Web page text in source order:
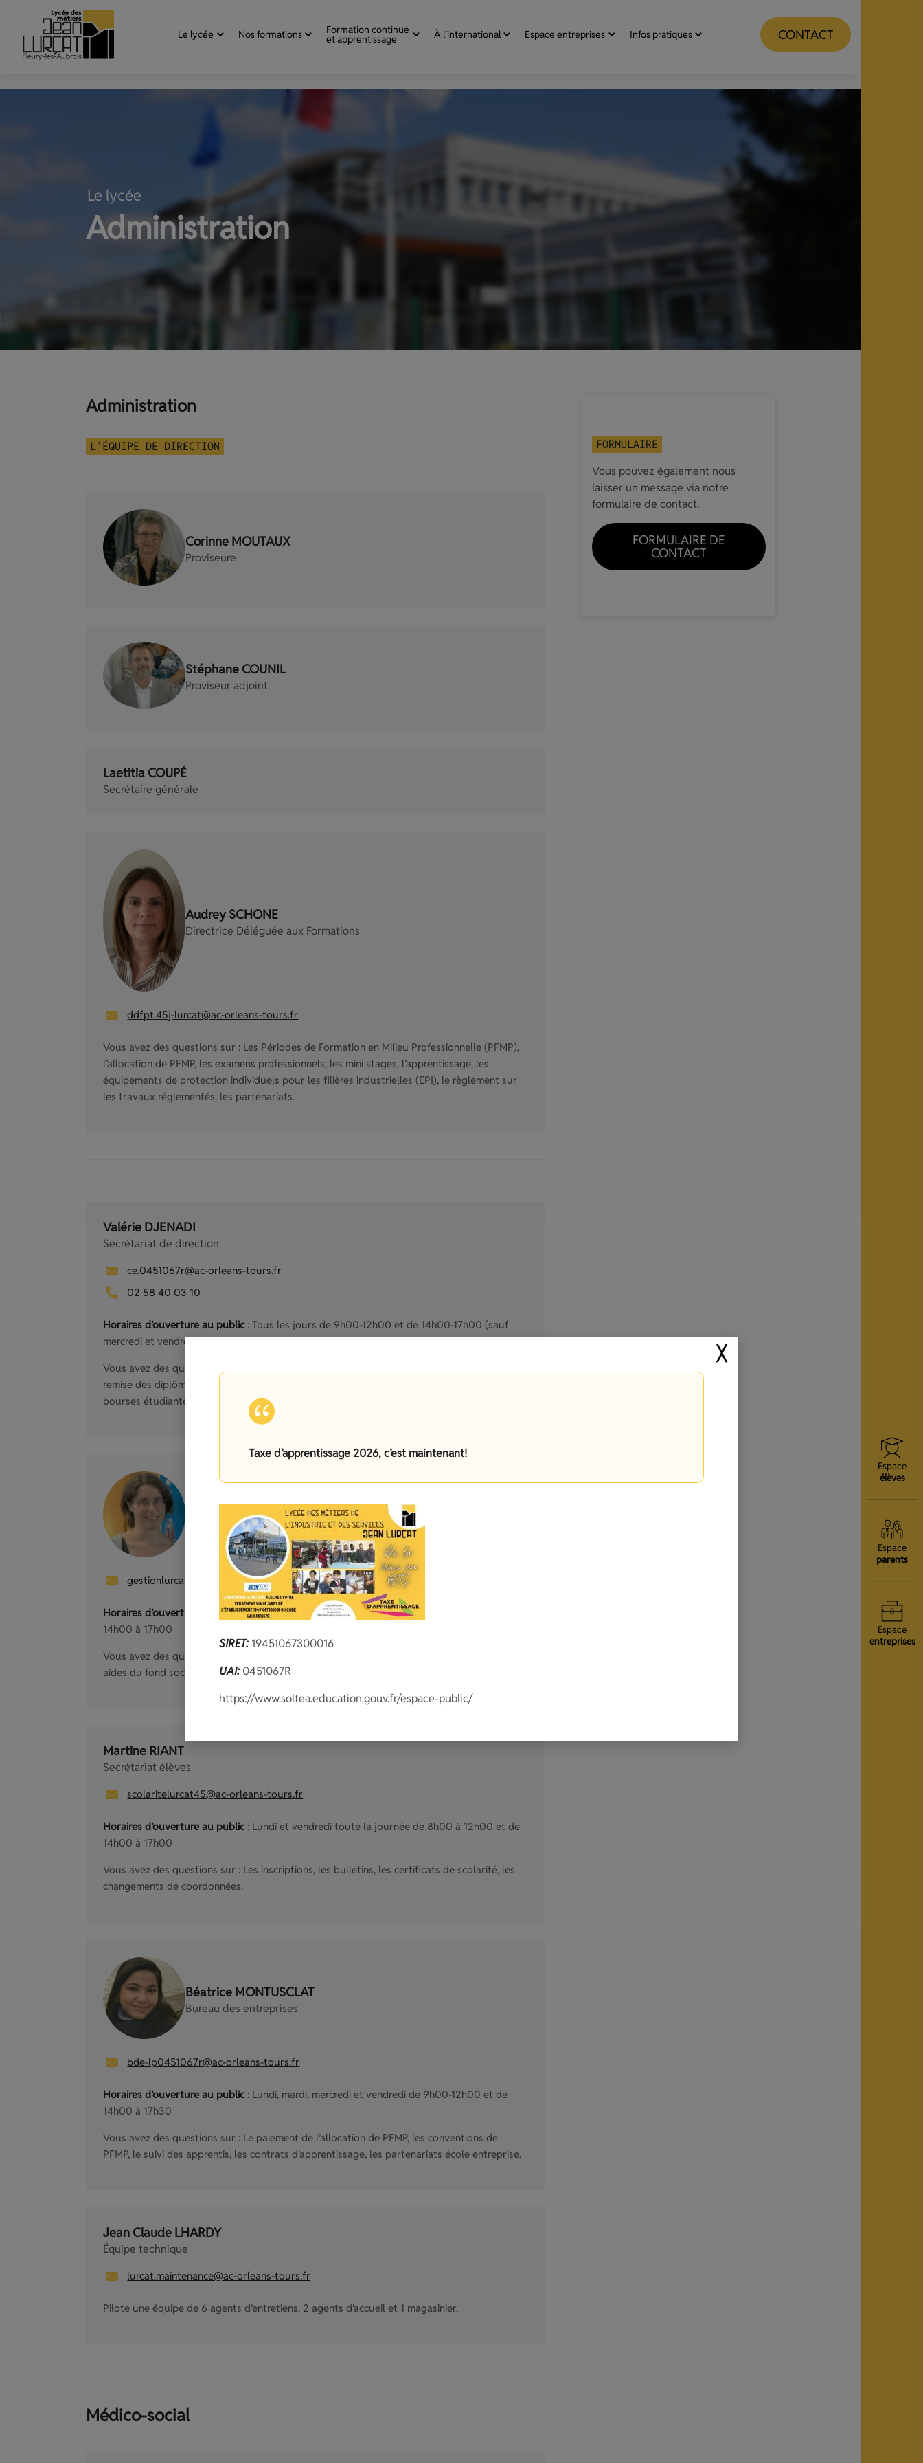
Aller au contenu
Le lycée Nos formations Formation continue
et apprentissage À l’international Espace entreprises Infos pratiques CONTACT
Espace
élèves
Espace
parents
Espace
entreprises
Le lycée
Administration
Administration
L’ÉQUIPE DE DIRECTION
Corinne MOUTAUX
Proviseure
Stéphane COUNIL
Proviseur adjoint
Laetitia COUPÉ
Secrétaire générale
Audrey SCHONE
Directrice Déléguée aux Formations
ddfpt.45j-lurcat@ac-orleans-tours.fr
Vous avez des questions sur : Les Périodes de Formation en Milieu Professionnelle (PFMP),
l’allocation de PFMP, les examens professionnels, les mini stages, l’apprentissage, les
équipements de protection individuels pour les filières industrielles (EPI), le règlement sur
les travaux réglementés, les partenariats.
Valérie DJENADI
Secrétariat de direction
ce.0451067r@ac-orleans-tours.fr
02 58 40 03 10
Horaires d’ouverture au public: Tous les jours de 9h00-12h00 et de 14h00-17h00 (sauf
mercredi et vendredi après-midi).
Vous avez des questions sur : Les affectations, les inscriptions aux examens, l’orientation, la
remise des diplômes, les relevés de notes au BACPRO, les certificats de scolarité, les
bourses étudiantes (Post Bac) ou besoin d’un rendez vous avec le/la proviseur(e).
Perrine REGNIER LAURENT
Secrétariat de gestion
gestionlurcat45@ac-orleans-tours.fr
Horaires d’ouverture au public:mardi et jeudi toute la journée de 8h00 à 12h00 et de
14h00 à 17h00
Vous avez des questions sur : Les bourses Lycéens, la cantine (demi-pension), l’internat, les
aides du fond social en soutien de Madame Garcia Assistante sociale.
Martine RIANT
Secrétariat élèves
scolaritelurcat45@ac-orleans-tours.fr
Horaires d’ouverture au public: Lundi et vendredi toute la journée de 8h00 à 12h00 et de
14h00 à 17h00
Vous avez des questions sur : Les inscriptions, les bulletins, les certificats de scolarité, les
changements de coordonnées.
Béatrice MONTUSCLAT
Bureau des entreprises
bde-lp0451067r@ac-orleans-tours.fr
Horaires d’ouverture au public: Lundi, mardi, mercredi et vendredi de 9h00-12h00 et de
14h00 à 17h30
Vous avez des questions sur : Le paiement de l’allocation de PFMP, les conventions de
PFMP, le suivi des apprentis, les contrats d’apprentissage, les partenariats école entreprise.
Jean Claude LHARDY
Équipe technique
lurcat.maintenance@ac-orleans-tours.fr
Pilote une équipe de 6 agents d’entretiens, 2 agents d’accueil et 1 magasinier.
Médico-social
FORMULAIRE
Vous pouvez également nous
laisser un message via notre
formulaire de contact.
FORMULAIRE DE
CONTACT
Taxe d’apprentissage 2026, c’est maintenant!
SIRET:19451067300016
UAI:0451067R
https://www.soltea.education.gouv.fr/espace-public/
╳
Panneau de gestion des cookies